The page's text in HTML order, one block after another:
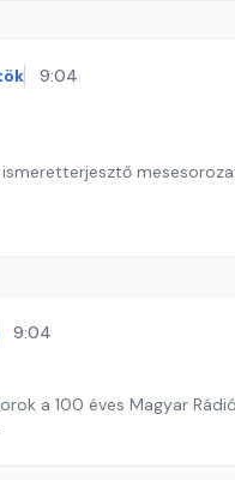
9:04
9:04
a 100 éves Magyar